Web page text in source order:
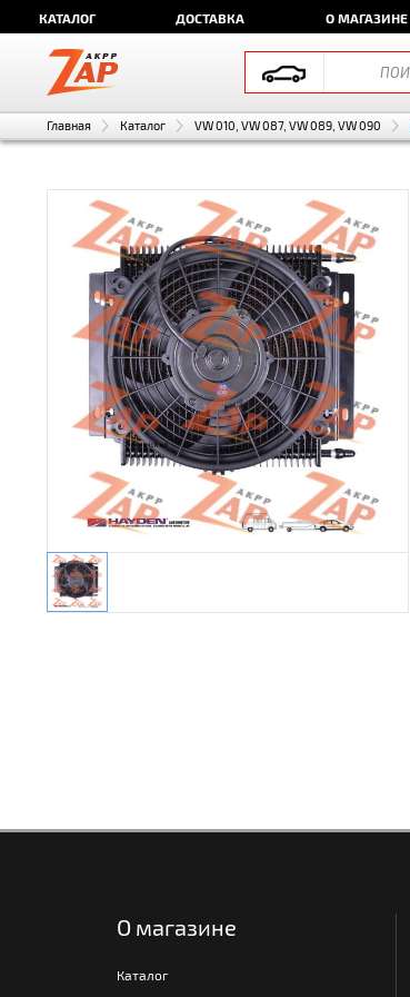
КАТАЛОГ ДОСТАВКА О МАГАЗИНЕ
Главная Каталог VW 010, VW 087, VW 089, VW 090
О магазине
Каталог